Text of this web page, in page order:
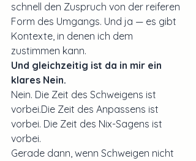
schnell den Zuspruch von der reiferen
Form des Umgangs. Und ja — es gibt
Kontexte, in denen ich dem
zustimmen kann.
Und gleichzeitig ist da in mir ein
klares Nein.
Nein. Die Zeit des Schweigens ist
vorbei.Die Zeit des Anpassens ist
vorbei. Die Zeit des Nix-Sagens ist
vorbei.
Gerade dann, wenn Schweigen nicht